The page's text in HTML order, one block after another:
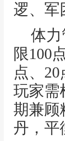
逻、军
体
限100
点、
玩家需
期兼顾
丹，平